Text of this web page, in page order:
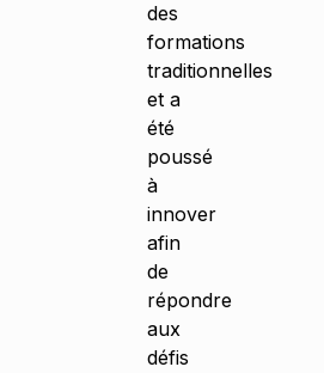
des
formations
traditionnelles
et a
été
poussé
à
innover
afin
de
répondre
aux
défis